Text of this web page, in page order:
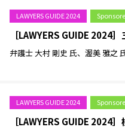
LAWYERS GUIDE 2024
［LAWYERS GUIDE 2024
弁護士 大村 剛史 氏、渥美 雅之
LAWYERS GUIDE 2024
［LAWYERS GUIDE 2024